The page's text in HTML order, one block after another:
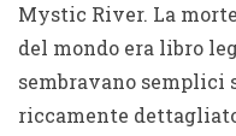
Mystic River. La
del mondo era libro
sembravano semplici
riccamente